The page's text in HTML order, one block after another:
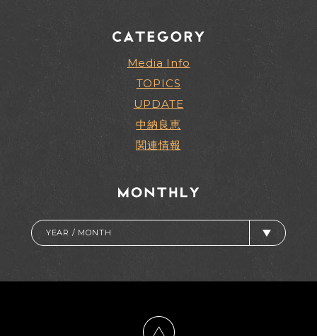
Media Info
TOPICS
UPDATE
中納良恵
関連情報
YEAR / MONTH